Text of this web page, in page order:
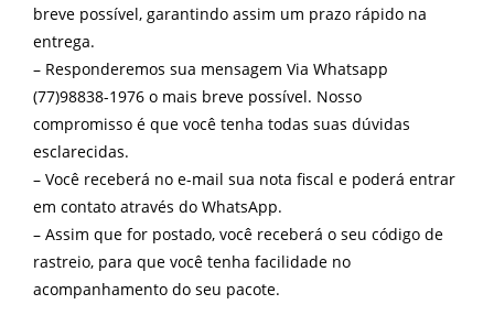
breve possível, garantindo assim um prazo rápido na
entrega.
– Responderemos sua mensagem Via Whatsapp
(77)98838-1976 o mais breve possível. Nosso
compromisso é que você tenha todas suas dúvidas
esclarecidas.
– Você receberá no e-mail sua nota fiscal e poderá entrar
em contato através do WhatsApp.
– Assim que for postado, você receberá o seu código de
rastreio, para que você tenha facilidade no
acompanhamento do seu pacote.